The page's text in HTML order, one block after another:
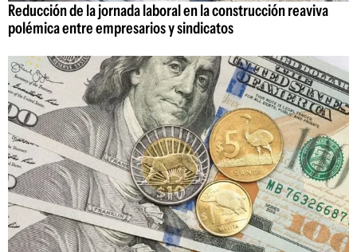
Reducción de la jornada laboral en la construcción reaviva
polémica entre empresarios y sindicatos